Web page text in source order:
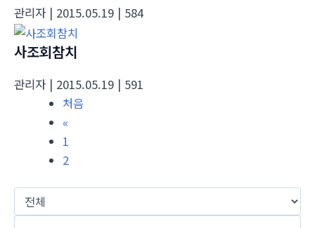
관리자 | 2015.05.19 | 584
사조회참치
관리자 | 2015.05.19 | 591
처음
«
1
2